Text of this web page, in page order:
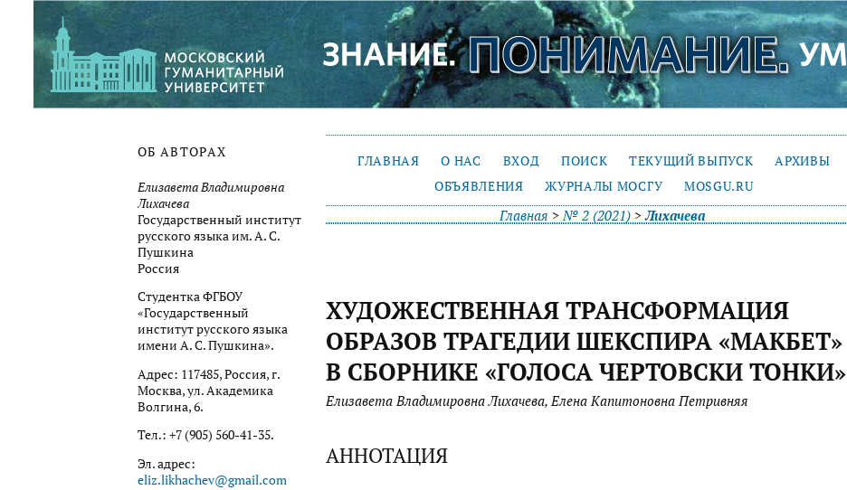
ОБ АВТОРАХ
Елизавета Владимировна
Лихачева
Государственный институт
русского языка им. А. С.
Пушкина
Россия
Студентка ФГБОУ
«Государственный
институт русского языка
имени А. С. Пушкина».
Адрес: 117485, Россия, г.
Москва, ул. Академика
Волгина, 6.
Тел.: +7 (905) 560-41-35.
Эл. адрес:
eliz.likhachev@gmail.com
ГЛАВНАЯ О НАС ВХОД ПОИСК ТЕКУЩИЙ ВЫПУСК
АРХИВЫ
ОБЪЯВЛЕНИЯ
ЖУРНАЛЫ МОСГУ MOSGU.RU
Главная >№ 2 (2021) >Лихачева
ХУДОЖЕСТВЕННАЯ ТРАНСФОРМАЦИЯ
ОБРАЗОВ ТРАГЕДИИ ШЕКСПИРА «МАКБЕТ»
В СБОРНИКЕ «ГОЛОСА ЧЕРТОВСКИ ТОНКИ»
Елизавета Владимировна Лихачева, Елена Капитоновна Петривняя
АННОТАЦИЯ